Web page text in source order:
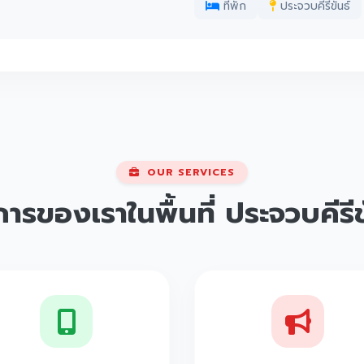
ที่พัก ประจวบคีรีขันธ์
OUR SERVICES
รของเราในพื้นที่ ประจวบคี